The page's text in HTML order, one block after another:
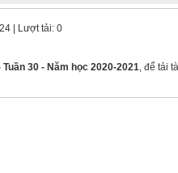
| Lượt tải: 0
30 - Năm học 2020-2021, để tải